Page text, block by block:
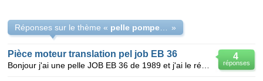
Réponses sur le thème « »
4
réponses
Pièce moteur translation pel job EB 36